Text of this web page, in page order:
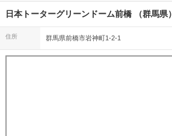
日本トーターグリーンドーム前橋 （群馬県）
住所 群馬県前橋市岩神町1-2-1